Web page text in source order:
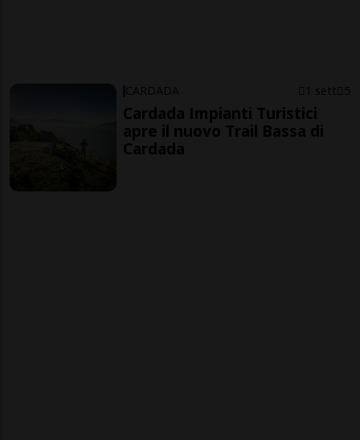
CARDADA 1 sett 5
Cardada Impianti Turistici
apre il nuovo Trail Bassa di
Cardada